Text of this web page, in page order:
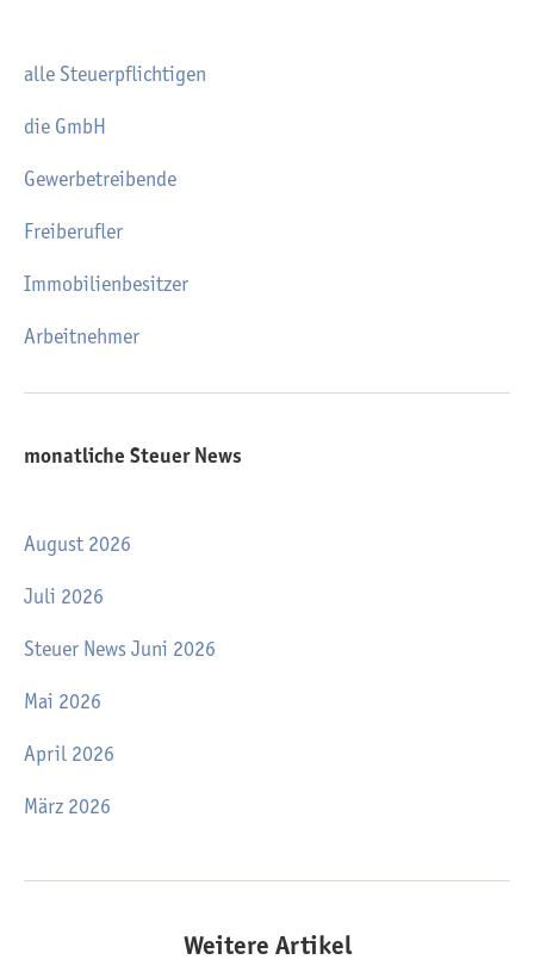
alle Steuerpflichtigen
die GmbH
Gewerbetreibende
Freiberufler
Immobilienbesitzer
Arbeitnehmer
monatliche Steuer News
August 2026
Juli 2026
Steuer News Juni 2026
Mai 2026
April 2026
März 2026
Weitere Artikel